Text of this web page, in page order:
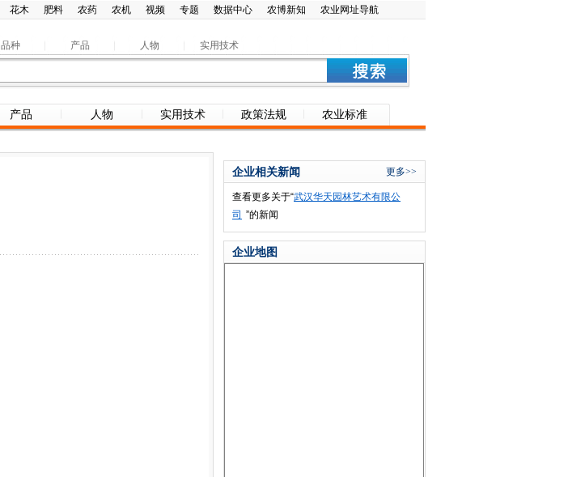
花木 肥料 农药 农机 视频 专题 数据中心 农博新知 农业网址导航
品种 产品 人物 实用技术
产品 人物 实用技术 政策法规 农业标准
企业相关新闻 更多>>
查看更多关于“武汉华天园林艺术有限公
司 ”的新闻
企业地图